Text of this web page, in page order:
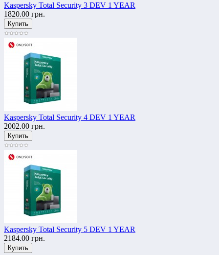
Kaspersky Total Security 3 DEV 1 YEAR
1820.00 грн.
Kaspersky Total Security 4 DEV 1 YEAR
2002.00 грн.
Kaspersky Total Security 5 DEV 1 YEAR
2184.00 грн.